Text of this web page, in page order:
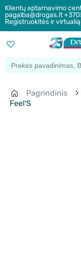
Klientų aptarnavimo
pagalba@drogas.lt
Registruokitės ir
Pagrindinis
Feel'S